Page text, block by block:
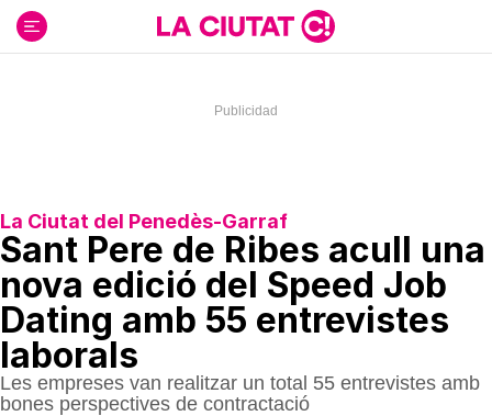
contenido
La Ciutat del Penedès-Garraf
Sant Pere de Ribes acull una
nova edició del Speed Job
Dating amb 55 entrevistes
laborals
Les empreses van realitzar un total 55 entrevistes amb
bones perspectives de contractació